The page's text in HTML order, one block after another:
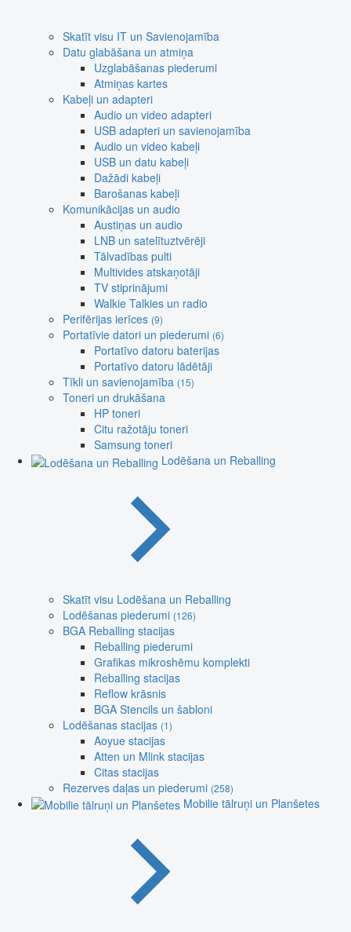
Skatīt visu IT un Savienojamība
Datu glabāšana un atmiņa
Uzglabāšanas piederumi
Atmiņas kartes
Kabeļi un adapteri
Audio un video adapteri
USB adapteri un savienojamība
Audio un video kabeļi
USB un datu kabeļi
Dažādi kabeļi
Barošanas kabeļi
Komunikācijas un audio
Austiņas un audio
LNB un satelītuztvērēji
Tālvadības pulti
Multivides atskaņotāji
TV stiprinājumi
Walkie Talkies un radio
Perifērijas ierīces (9)
Portatīvie datori un piederumi (6)
Portatīvo datoru baterijas
Portatīvo datoru lādētāji
Tīkli un savienojamība (15)
Toneri un drukāšana
HP toneri
Citu ražotāju toneri
Samsung toneri
Lodēšana un Reballing
Skatīt visu Lodēšana un Reballing
Lodēšanas piederumi (126)
BGA Reballing stacijas
Reballing piederumi
Grafikas mikroshēmu komplekti
Reballing stacijas
Reflow krāsnis
BGA Stencils un šabloni
Lodēšanas stacijas (1)
Aoyue stacijas
Atten un Mlink stacijas
Citas stacijas
Rezerves daļas un piederumi (258)
Mobilie tālruņi un Planšetes